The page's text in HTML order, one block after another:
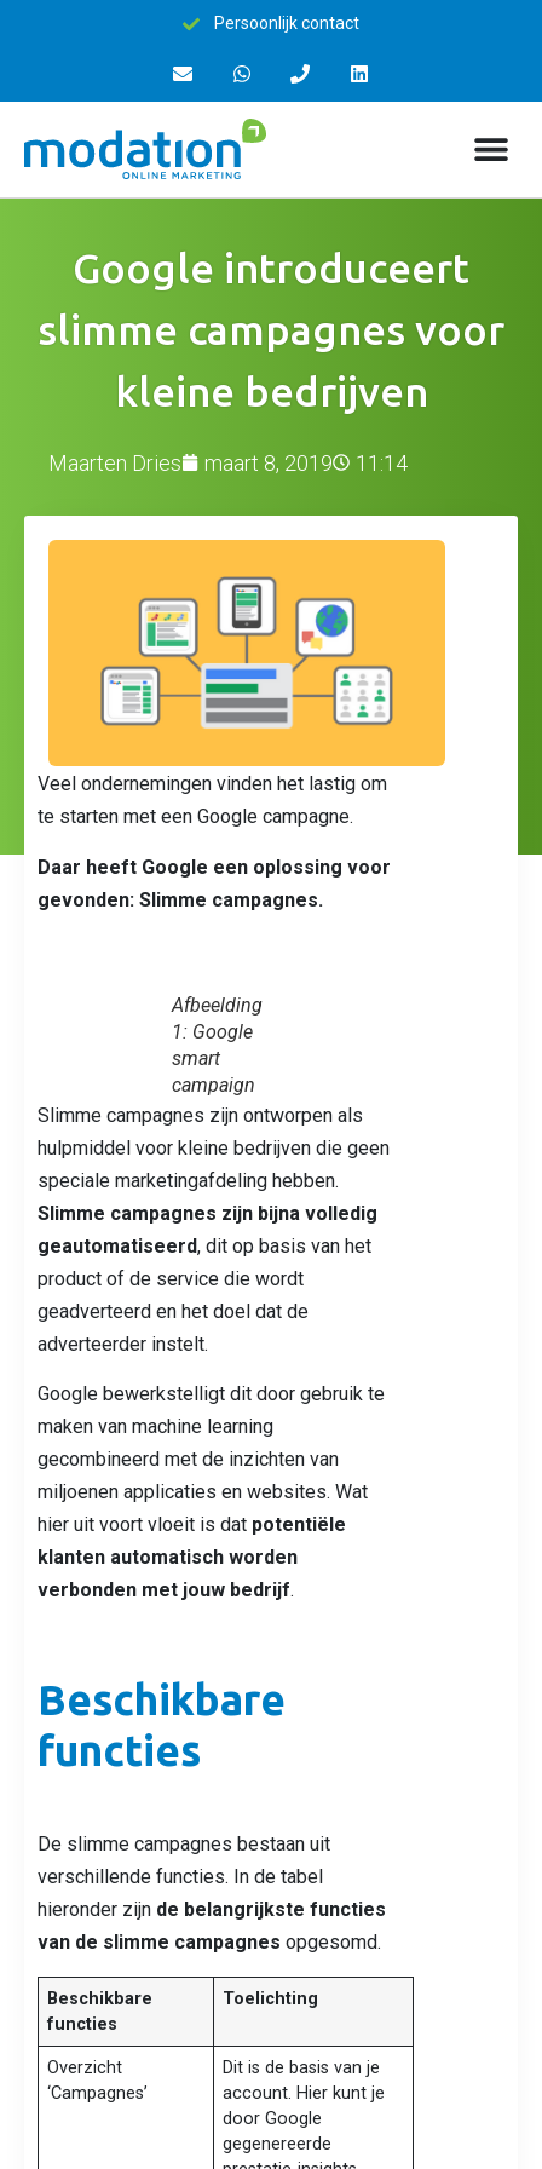
Persoonlijk contact
Google introduceert
slimme campagnes voor
kleine bedrijven
Maarten Dries maart 8, 2019 11:14
Veel ondernemingen vinden het lastig om
te starten met een Google campagne.
Daar heeft Google een oplossing voor
gevonden: Slimme campagnes.
Afbeelding
1: Google
smart
campaign
Slimme campagnes zijn ontworpen als
hulpmiddel voor kleine bedrijven die geen
speciale marketingafdeling hebben.
Slimme campagnes zijn bijna volledig
geautomatiseerd, dit op basis van het
product of de service die wordt
geadverteerd en het doel dat de
adverteerder instelt.
Google bewerkstelligt dit door gebruik te
maken van machine learning
gecombineerd met de inzichten van
miljoenen applicaties en websites. Wat
hier uit voort vloeit is dat potentiële
klanten automatisch worden
verbonden met jouw bedrijf.
Beschikbare
functies
De slimme campagnes bestaan uit
verschillende functies. In de tabel
hieronder zijn de belangrijkste functies
van de slimme campagnes opgesomd.
Beschikbare
functies
Toelichting
Overzicht
‘Campagnes’
Dit is de basis van je
account. Hier kunt je
door Google
gegenereerde